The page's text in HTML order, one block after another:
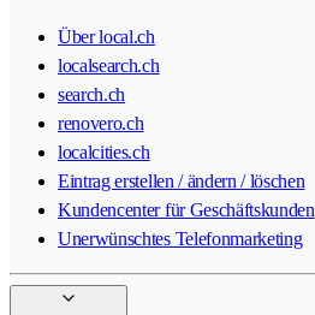
Über local.ch
localsearch.ch
search.ch
renovero.ch
localcities.ch
Eintrag erstellen / ändern / löschen
Kundencenter für Geschäftskunden
Unerwünschtes Telefonmarketing